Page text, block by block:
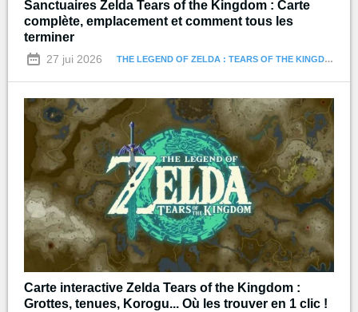
Sanctuaires Zelda Tears of the Kingdom : Carte
complète, emplacement et comment tous les
terminer
27 jui 2026 THE LEGEND OF ZELDA : TEARS OF THE KINGDOM
Carte interactive Zelda Tears of the Kingdom :
Grottes, tenues, Korogu... Où les trouver en 1 clic !